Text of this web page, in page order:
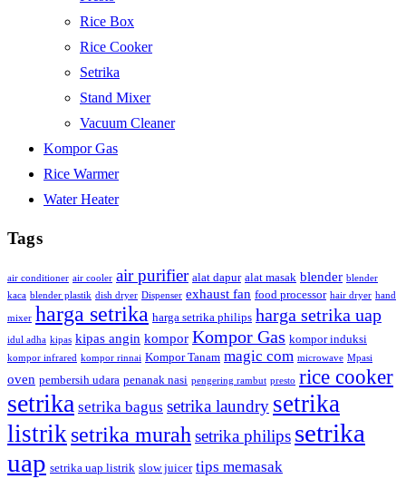
Rice Box
Rice Cooker
Setrika
Stand Mixer
Vacuum Cleaner
Kompor Gas
Rice Warmer
Water Heater
Tags
air conditioner air cooler air purifier alat dapur alat masak blender blender
kaca blender plastik dish dryer Dispenser exhaust fan food processor hair dryer hand
mixer harga setrika harga setrika philips harga setrika uap
idul adha kipas kipas angin kompor Kompor Gas kompor induksi
kompor infrared kompor rinnai Kompor Tanam magic com microwave Mpasi
oven pembersih udara penanak nasi pengering rambut presto rice cooker
setrika setrika bagus setrika laundry setrika
listriksetrika murah setrika philips setrika
uap setrika uap listrik slow juicer tips memasak